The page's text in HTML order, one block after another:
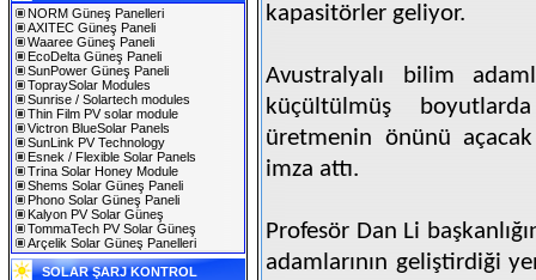
NORM Güneş Panelleri
AXITEC Güneş Paneli
Waaree Güneş Paneli
EcoDelta Güneş Paneli
SunPower Güneş Paneli
TopraySolar Modules
Sunrise / Solartech modules
Thin Film PV solar module
Victron BlueSolar Panels
SunLink PV Technology
Esnek / Flexible Solar Panels
Trina Solar Honey Module
Shems Solar Güneş Paneli
Phono Solar Güneş Paneli
Kalyon PV Solar Güneş
TommaTech PV Solar Güneş
Arçelik Solar Güneş Panelleri
SOLAR ŞARJ KONTROL
kapasitörler geliyor.
Avustralyalı bilim
küçültülmüş
üretmenin önünü
imza attı.
Profesör Dan Li
adamlarının geliştirdiği